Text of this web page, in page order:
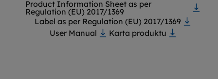
Product Information Sheet as per
Regulation (EU) 2017/1369
Label as per Regulation (EU) 2017/1369
User Manual
Karta produktu